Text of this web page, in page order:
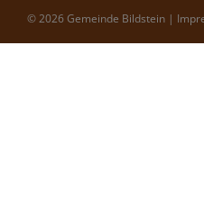
© 2026 Gemeinde Bildstein |